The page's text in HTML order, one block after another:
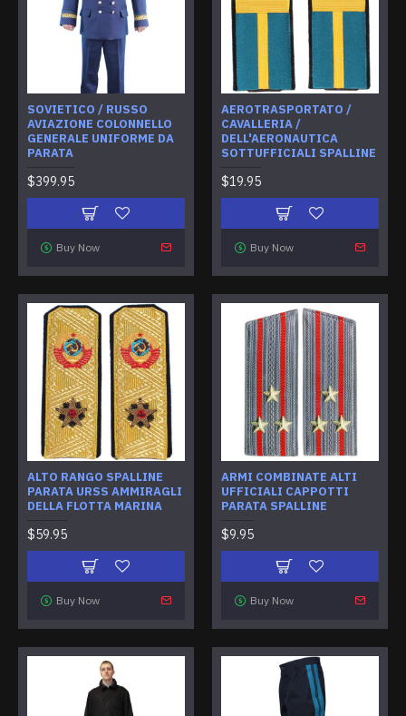
SOVIETICO / RUSSO
AVIAZIONE COLONNELLO
GENERALE UNIFORME DA
PARATA
$399.95
Buy Now
AEROTRASPORTATO /
CAVALLERIA /
DELL'AERONAUTICA
SOTTUFFICIALI SPALLINE
$19.95
Buy Now
ALTO RANGO SPALLINE
PARATA URSS AMMIRAGLI
DELLA FLOTTA MARINA
$59.95
Buy Now
ARMI COMBINATE ALTI
UFFICIALI CAPPOTTI
PARATA SPALLINE
$9.95
Buy Now